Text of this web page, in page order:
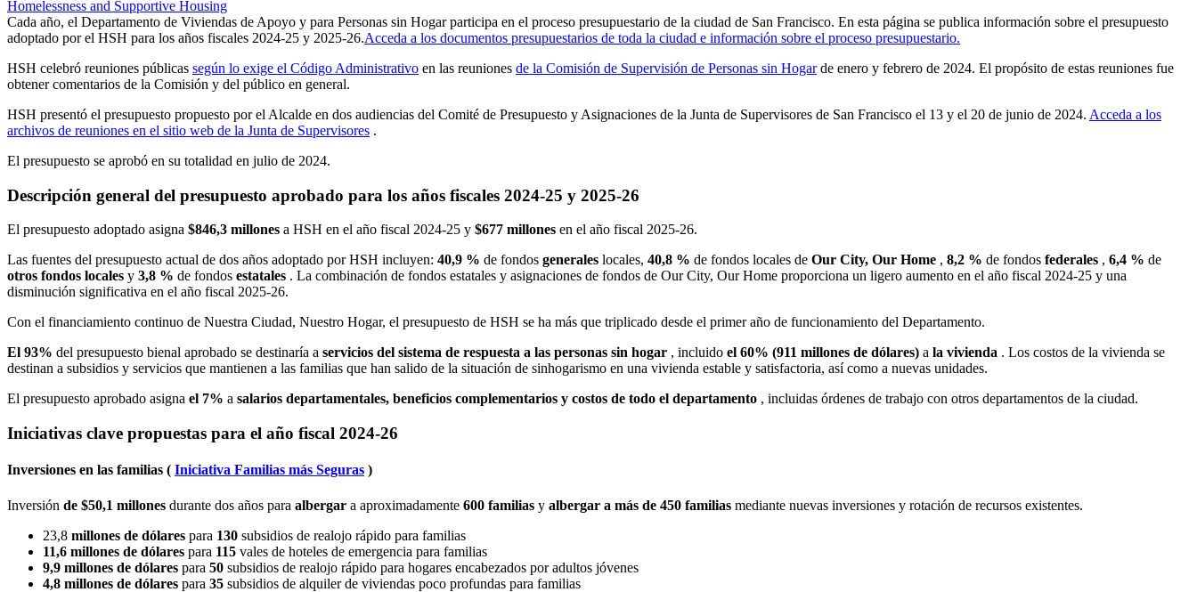
Homelessness and Supportive Housing
Cada año, el Departamento de Viviendas de Apoyo y para Personas sin Hogar participa en el proceso presupuestario de la ciudad de San Francisco. En esta página se publica información sobre el presupuesto
adoptado por el HSH para los años fiscales 2024-25 y 2025-26.Acceda a los documentos presupuestarios de toda la ciudad e información sobre el proceso presupuestario.
HSH celebró reuniones públicas según lo exige el Código Administrativo en las reuniones de la Comisión de Supervisión de Personas sin Hogarde enero y febrero de 2024. El propósito de estas reuniones fue
obtener comentarios de la Comisión y del público en general.
HSH presentó el presupuesto propuesto por el Alcalde en dos audiencias del Comité de Presupuesto y Asignaciones de la Junta de Supervisores de San Francisco el 13 y el 20 de junio de 2024. Acceda a los
archivos de reuniones en el sitio web de la Junta de Supervisores .
El presupuesto se aprobó en su totalidad en julio de 2024.
Descripción general del presupuesto aprobado para los años fiscales 2024-25 y 2025-26
El presupuesto adoptado asigna $846,3 millones a HSH en el año fiscal 2024-25 y $677 millones en el año fiscal 2025-26.
Las fuentes del presupuesto actual de dos años adoptado por HSH incluyen: 40,9 % de fondos generales locales, 40,8 % de fondos locales de Our City, Our Home , 8,2 % de fondos federales , 6,4 % de
otros fondos locales y 3,8 % de fondos estatales . La combinación de fondos estatales y asignaciones de fondos de Our City, Our Home proporciona un ligero aumento en el año fiscal 2024-25 y una
disminución significativa en el año fiscal 2025-26.
Con el financiamiento continuo de Nuestra Ciudad, Nuestro Hogar, el presupuesto de HSH se ha más que triplicado desde el primer año de funcionamiento del Departamento.
El 93% del presupuesto bienal aprobado se destinaría a servicios del sistema de respuesta a las personas sin hogar , incluido el 60% (911 millones de dólares) a la vivienda . Los costos de la vivienda se
destinan a subsidios y servicios que mantienen a las familias que han salido de la situación de sinhogarismo en una vivienda estable y satisfactoria, así como a nuevas unidades.
El presupuesto aprobado asigna el 7% a salarios departamentales, beneficios complementarios y costos de todo el departamento , incluidas órdenes de trabajo con otros departamentos de la ciudad.
Iniciativas clave propuestas para el año fiscal 2024-26
Inversiones en las familias ( Iniciativa Familias más Seguras )
Inversión de $50,1 millones durante dos años para albergar a aproximadamente 600 familias y albergar a más de 450 familias mediante nuevas inversiones y rotación de recursos existentes.
23,8 millones de dólares para 130 subsidios de realojo rápido para familias
11,6 millones de dólares para 115 vales de hoteles de emergencia para familias
9,9 millones de dólares para 50 subsidios de realojo rápido para hogares encabezados por adultos jóvenes
4,8 millones de dólares para 35 subsidios de alquiler de viviendas poco profundas para familias